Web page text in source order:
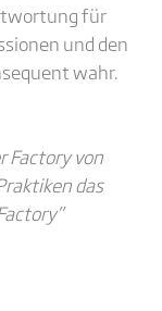
für
und den
wahr.
Factory von
das